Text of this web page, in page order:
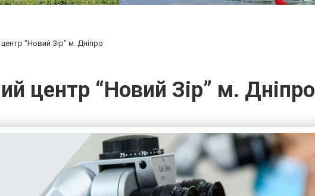
“Новий Зір” м. Дніпро
центр “Новий Зір” м. Дніпро